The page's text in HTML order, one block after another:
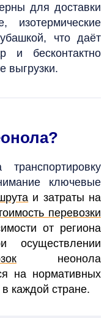
для доставки
изотермические
что даёт
и бесконтактно
выгрузки.
ключевые
и затраты на
перевозки
от региона
осуществлении
неонола
на нормативных
каждой стране.